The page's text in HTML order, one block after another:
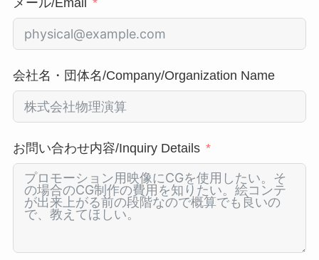
メール/Email
会社名・団体名/Company/Organization Name
お問い合わせ内容/Inquiry Details